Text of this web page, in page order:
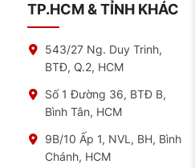
TP.HCM & TỈNH KHÁC
543/27 Ng. Duy Trinh,
BTĐ, Q.2, HCM
Số 1 Đường 36, BTĐ B,
Bình Tân, HCM
9B/10 Ấp 1, NVL, BH, Bình
Chánh, HCM